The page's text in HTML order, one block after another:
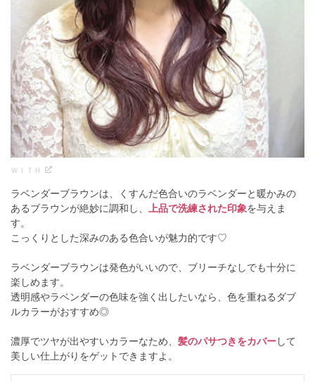
ＷＩＴＨ
ラベンダーブラウンは、くすんだ色合いのラベンダーと暖かみの
あるブラウンが絶妙に調和し、 上品で洗練された印象を与えま
す。
こっくりとした深みのある色合いが魅力的です♡
ラベンダーブラウンは発色がいいので、ブリーチなしでも十分に
楽しめます。
透明感やラベンダーの色味を強く出したいなら、色を重ねるダブ
ルカラーがおすすめ◎
濃厚でツヤが出やすいカラーなため、 髪のパサつきをカバーして
美しい仕上がりをゲットできますよ。